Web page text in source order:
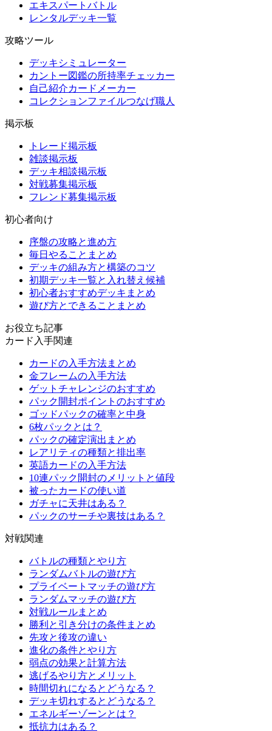
エキスパートバトル
レンタルデッキ一覧
攻略ツール
デッキシミュレーター
カントー図鑑の所持率チェッカー
自己紹介カードメーカー
コレクションファイルつなげ職人
掲示板
トレード掲示板
雑談掲示板
デッキ相談掲示板
対戦募集掲示板
フレンド募集掲示板
初心者向け
序盤の攻略と進め方
毎日やることまとめ
デッキの組み方と構築のコツ
初期デッキ一覧と入れ替え候補
初心者おすすめデッキまとめ
遊び方とできることまとめ
お役立ち記事
カード入手関連
カードの入手方法まとめ
金フレームの入手方法
ゲットチャレンジのおすすめ
パック開封ポイントのおすすめ
ゴッドパックの確率と中身
6枚パックとは？
パックの確定演出まとめ
レアリティの種類と排出率
英語カードの入手方法
10連パック開封のメリットと値段
被ったカードの使い道
ガチャに天井はある？
パックのサーチや裏技はある？
対戦関連
バトルの種類とやり方
ランダムバトルの遊び方
プライベートマッチの遊び方
ランダムマッチの遊び方
対戦ルールまとめ
勝利と引き分けの条件まとめ
先攻と後攻の違い
進化の条件とやり方
弱点の効果と計算方法
逃げるやり方とメリット
時間切れになるとどうなる？
デッキ切れするとどうなる？
エネルギーゾーンとは？
抵抗力はある？